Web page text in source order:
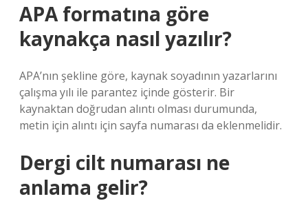
APA formatına göre
kaynakça nasıl yazılır?
APA’nın şekline göre, kaynak soyadının yazarlarını
çalışma yılı ile parantez içinde gösterir. Bir
kaynaktan doğrudan alıntı olması durumunda,
metin için alıntı için sayfa numarası da eklenmelidir.
Dergi cilt numarası ne
anlama gelir?